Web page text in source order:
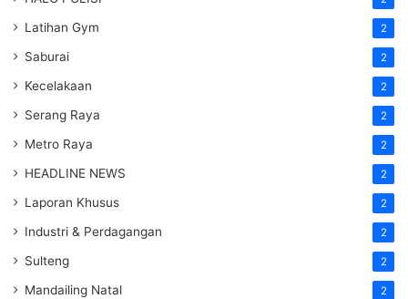
Latihan Gym 2
Saburai 2
Kecelakaan 2
Serang Raya 2
Metro Raya 2
HEADLINE NEWS 2
Laporan Khusus 2
Industri & Perdagangan 2
Sulteng 2
Mandailing Natal 2